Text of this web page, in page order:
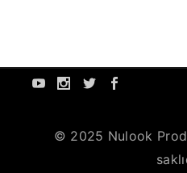
© 2025 Nulook